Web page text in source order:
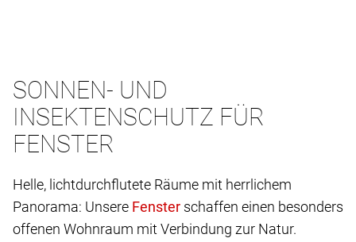
SONNEN- UND
INSEKTENSCHUTZ FÜR
FENSTER
Helle, lichtdurchflutete Räume mit herrlichem
Panorama: Unsere
schaffen einen besonders
offenen Wohnraum mit Verbindung zur Natur.